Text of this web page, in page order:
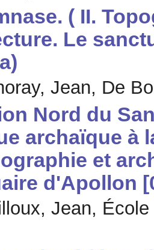
( II.
Le
Jean, De
Nord du
archaïque
et
d'Apollon
Jean,